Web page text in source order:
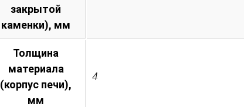
закрытой
каменки), мм
Толщина
материала
(корпус печи),
мм
4